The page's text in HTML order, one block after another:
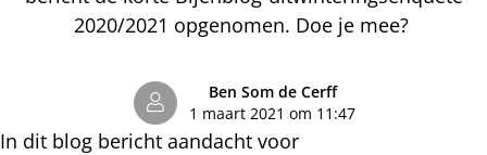
2020/2021 opgenomen. Doe je mee?
Ben Som de Cerff
1 maart 2021 om 11:47
In dit blog bericht aandacht voor